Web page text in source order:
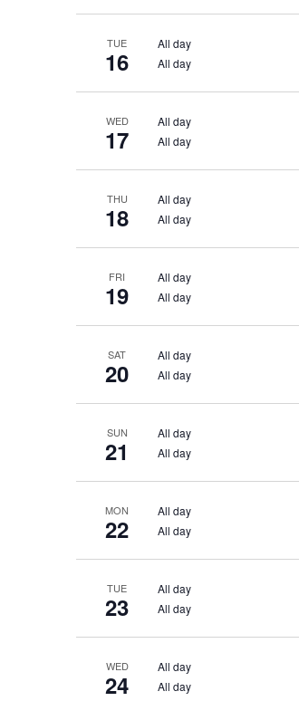
TUE
16
All day
All day
WED
17
All day
All day
THU
18
All day
All day
FRI
19
All day
All day
SAT
20
All day
All day
SUN
21
All day
All day
MON
22
All day
All day
TUE
23
All day
All day
WED
24
All day
All day